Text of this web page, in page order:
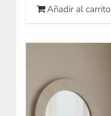
Añadir al carrito